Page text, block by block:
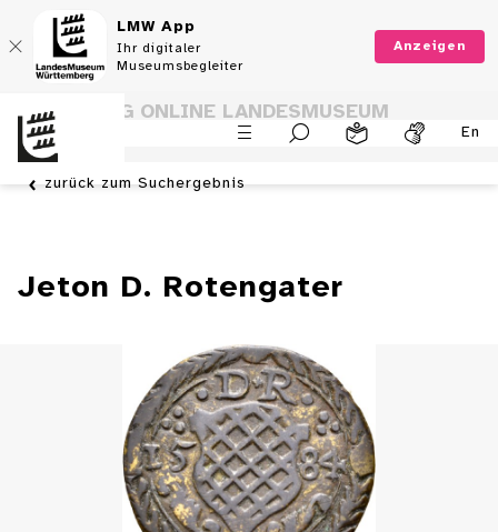
LMW App
Ihr digitaler
Museumsbegleiter
Anzeigen
En
SAMMLUNG ONLINE LANDESMUSEUM
WÜRTTEMBERG
zurück zum Suchergebnis
Jeton D. Rotengater